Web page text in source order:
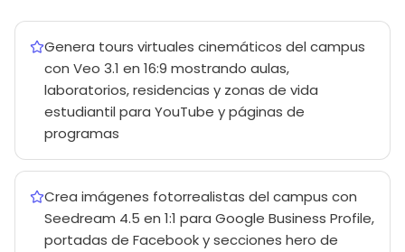
Genera tours virtuales cinemáticos del campus
con Veo 3.1 en 16:9 mostrando aulas,
laboratorios, residencias y zonas de vida
estudiantil para YouTube y páginas de
programas
Crea imágenes fotorrealistas del campus con
Seedream 4.5 en 1:1 para Google Business Profile,
portadas de Facebook y secciones hero de